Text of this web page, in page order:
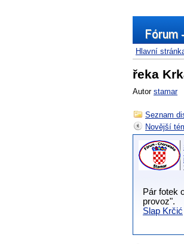
Hlavní
řeka
Autor stamar
Seznam
Novější
Pár fotek
provoz".
Slap Krčić